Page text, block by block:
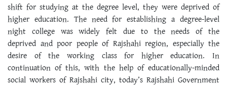
shift for studying at the degree level, they were deprived of
higher education. The need for establishing a degree-level
night college was widely felt due to the needs of the
deprived and poor people of Rajshahi region, especially the
desire of the working class for higher education. In
continuation of this, with the help of educationally-minded
social workers of Rajshahi city, today’s Rajshahi Government